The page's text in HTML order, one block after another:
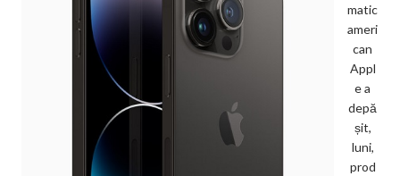
matic
ameri
can
Appl
e a
depă
șit,
luni,
prod